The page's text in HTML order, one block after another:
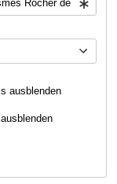
ausblenden